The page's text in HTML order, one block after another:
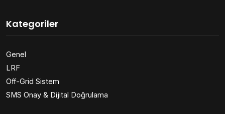
Kategoriler
Genel
LRF
Off-Grid Sistem
SMS Onay & Dijital Doğrulama